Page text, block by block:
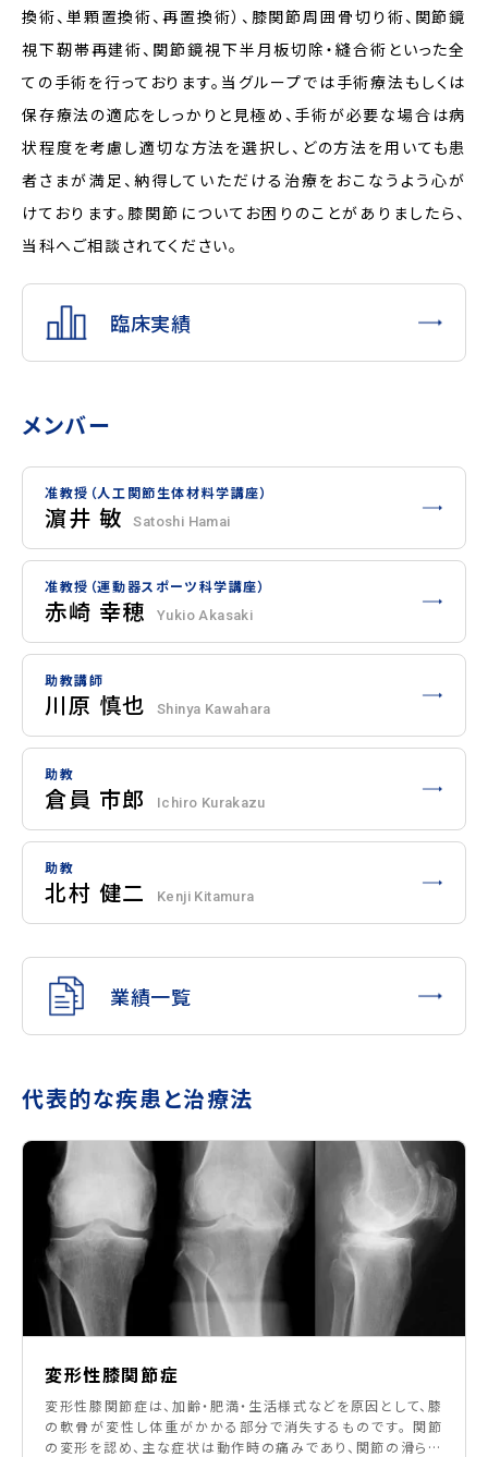
換術、単顆置換術、再置換術）、膝関節周囲骨切り術、関節鏡
視下靭帯再建術、関節鏡視下半月板切除・縫合術といった全
ての手術を行っております。当グループでは手術療法もしくは
保存療法の適応をしっかりと見極め、手術が必要な場合は病
状程度を考慮し適切な方法を選択し、どの方法を用いても患
者さまが満足、納得していただける治療をおこなうよう心が
けております。膝関節についてお困りのことがありましたら、
当科へご相談されてください。
臨床実績
メンバー
准教授（人工関節生体材料学講座）
濵井 敏 Satoshi Hamai
准教授（運動器スポーツ科学講座）
赤崎 幸穂 Yukio Akasaki
助教講師
川原 慎也 Shinya Kawahara
助教
倉員 市郎 Ichiro Kurakazu
助教
北村 健二 Kenji Kitamura
業績一覧
代表的な疾患と治療法
変形性膝関節症
変形性膝関節症は、加齢・肥満・生活様式などを原因として、膝
の軟骨が変性し体重がかかる部分で消失するものです。 関節
の変形を認め、主な症状は動作時の痛みであり、関節の滑らか